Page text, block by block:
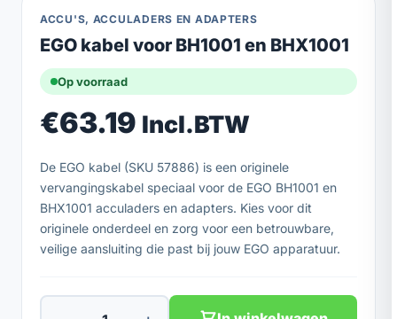
ACCU'S, ACCULADERS EN ADAPTERS
EGO kabel voor BH1001 en BHX1001
Op voorraad
€63.19 Incl.BTW
De EGO kabel (SKU 57886) is een originele
vervangingskabel speciaal voor de EGO BH1001 en
BHX1001 acculaders en adapters. Kies voor dit
originele onderdeel en zorg voor een betrouwbare,
veilige aansluiting die past bij jouw EGO apparatuur.